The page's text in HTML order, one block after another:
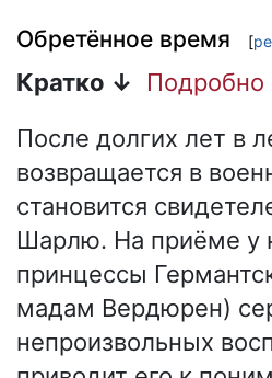
Обретённое время [
Кратко ↓
После долгих лет в
возвращается в
становится
Шарлю. На приёме у
принцессы
мадам Вердюрен)
непроизвольных